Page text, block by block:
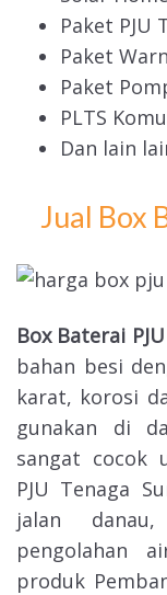
Paket PJU
Paket
Paket
PLTS
Dan lain
Jual Box
Box Baterai
bahan besi
karat, korosi
gunakan di
sangat cocok
PJU Tenaga
jalan
pengolahan
produk